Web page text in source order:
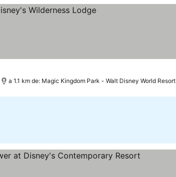
a 1.1 km de: Magic Kingdom Park - Walt Disney World Resort